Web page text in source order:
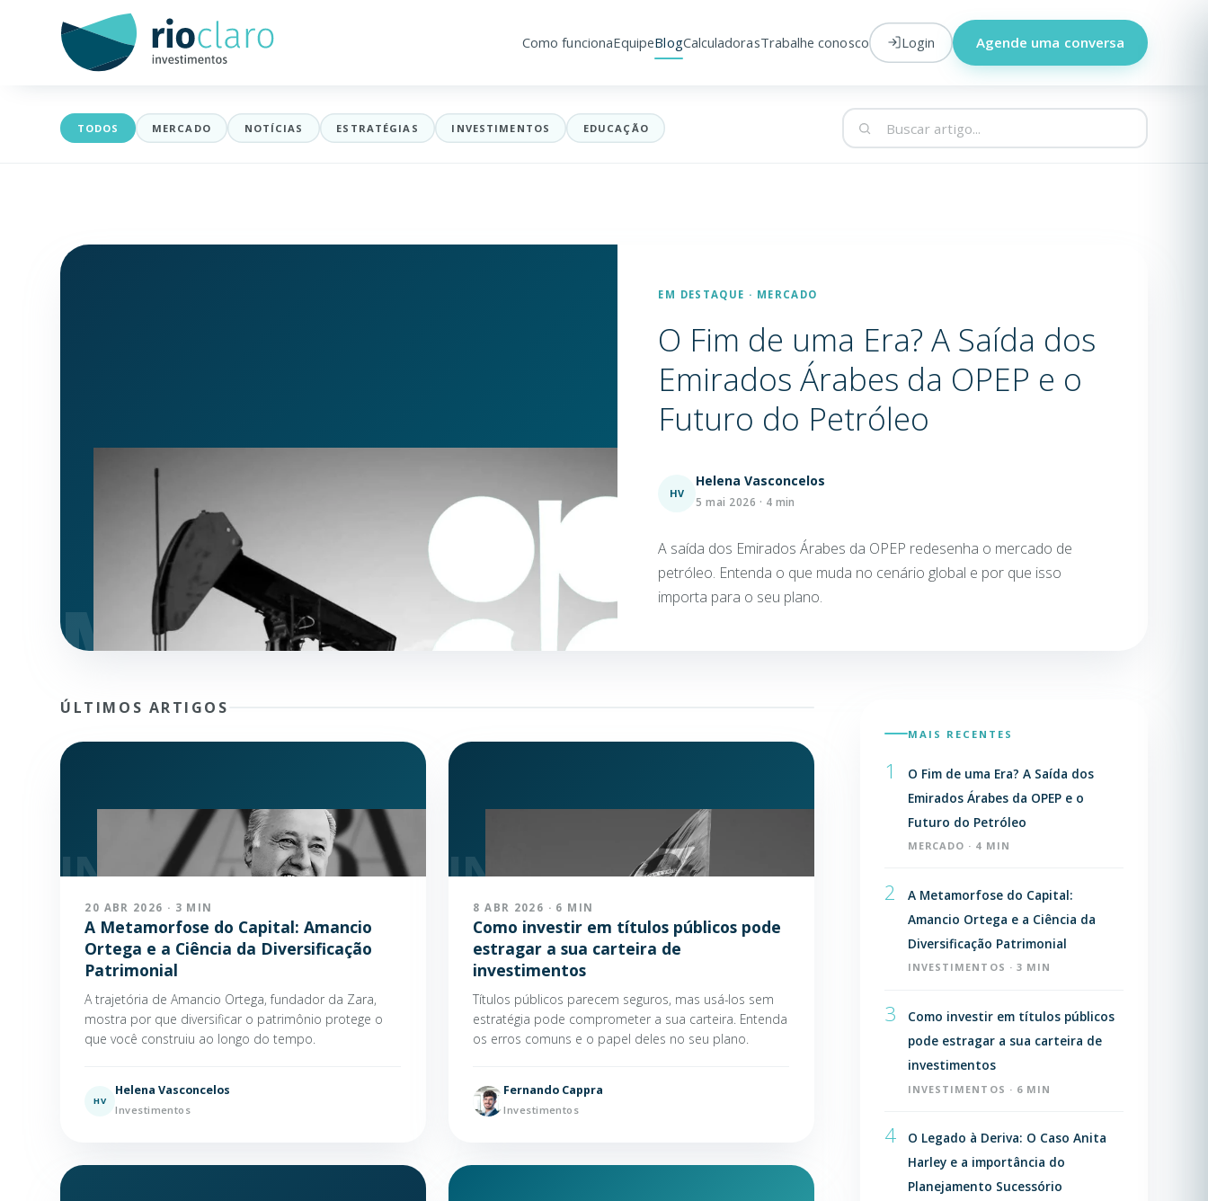
Como funcionaEquipeBlogCalculadorasTrabalhe conosco Login Agende uma conversa
Blog Rio Claro — análises de mercado, planejamento financeiro e educação
TODOS MERCADO NOTÍCIAS ESTRATÉGIAS INVESTIMENTOS EDUCAÇÃO
EM DESTAQUE · MERCADO
O Fim de uma Era? A Saída dos
Emirados Árabes da OPEP e o
Futuro do Petróleo
HV
Helena Vasconcelos
5 mai 2026 · 4 min
A saída dos Emirados Árabes da OPEP redesenha o mercado de
petróleo. Entenda o que muda no cenário global e por que isso
importa para o seu plano.
ÚLTIMOS ARTIGOS
20 ABR 2026 · 3 MIN
A Metamorfose do Capital: Amancio
Ortega e a Ciência da Diversificação
Patrimonial
A trajetória de Amancio Ortega, fundador da Zara,
mostra por que diversificar o patrimônio protege o
que você construiu ao longo do tempo.
HV
Helena Vasconcelos
Investimentos
8 ABR 2026 · 6 MIN
Como investir em títulos públicos pode
estragar a sua carteira de
investimentos
Títulos públicos parecem seguros, mas usá-los sem
estratégia pode comprometer a sua carteira. Entenda
os erros comuns e o papel deles no seu plano.
Fernando Cappra
Investimentos
MAIS RECENTES
1
O Fim de uma Era? A Saída dos
Emirados Árabes da OPEP e o
Futuro do Petróleo
MERCADO · 4 MIN
2
A Metamorfose do Capital:
Amancio Ortega e a Ciência da
Diversificação Patrimonial
INVESTIMENTOS · 3 MIN
3
Como investir em títulos públicos
pode estragar a sua carteira de
investimentos
INVESTIMENTOS · 6 MIN
4
O Legado à Deriva: O Caso Anita
Harley e a importância do
Planejamento Sucessório